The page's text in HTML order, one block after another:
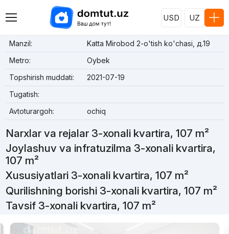
USD UZ
Manzil:
Katta Mirobod 2-o'tish ko'chasi, д.19
Metro:
Oybek
Topshirish muddati:
2021-07-19
Tugatish:
Avtoturargoh:
ochiq
Narxlar va rejalar 3-xonali kvartira, 107 m²
Joylashuv va infratuzilma 3-xonali kvartira,
107 m²
Xususiyatlari 3-xonali kvartira, 107 m²
Qurilishning borishi 3-xonali kvartira, 107 m²
Tavsif 3-xonali kvartira, 107 m²